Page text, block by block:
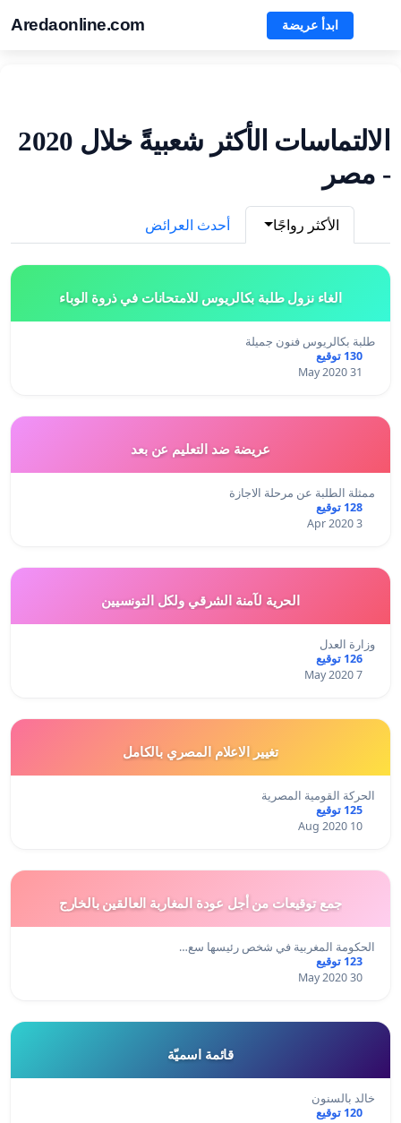
Aredaonline.com ابدأ عريضة
الالتماسات الأكثر شعبيةً خلال 2020
- مصر
الأكثر رواجًا أحدث العرائض
الغاء نزول طلبة بكالريوس للامتحانات في ذروة الوباء
طلبة بكالريوس فنون جميلة
130 توقيع
31 May 2020
عريضة ضد التعليم عن بعد
ممثلة الطلبة عن مرحلة الاجازة
128 توقيع
3 Apr 2020
الحرية لآمنة الشرقي ولكل التونسيين
وزارة العدل
126 توقيع
7 May 2020
تغيير الاعلام المصري بالكامل
الحركة القومية المصرية
125 توقيع
10 Aug 2020
جمع توقيعات من أجل عودة المغاربة العالقين بالخارج
الحكومة المغربية في شخص رئيسها سع…
123 توقيع
30 May 2020
قائمة اسميّة
خالد بالسنون
120 توقيع